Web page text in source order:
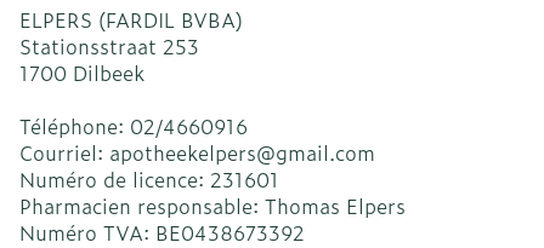
ELPERS (FARDIL BVBA)
Stationsstraat 253
1700 Dilbeek
Téléphone: 02/4660916
Courriel: apotheekelpers@gmail.com
Numéro de licence: 231601
Pharmacien responsable: Thomas Elpers
Numéro TVA: BE0438673392